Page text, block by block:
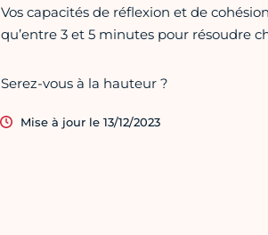
Vos capacités de réflexion et de
qu’entre 3 et 5 minutes pour résoudre
Serez-vous à la hauteur ?
Mise à jour le 13/12/2023